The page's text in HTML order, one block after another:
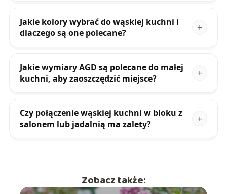
Jakie kolory wybrać do wąskiej kuchni i
dlaczego są one polecane?
Jakie wymiary AGD są polecane do małej
kuchni, aby zaoszczędzić miejsce?
Czy połączenie wąskiej kuchni w bloku z
salonem lub jadalnią ma zalety?
Zobacz także: